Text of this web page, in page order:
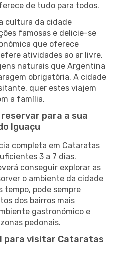
de tudo para todos.
cultura da cidade
famosas e delicie-se
que oferece
atividades ao ar livre,
naturais que Argentina
obrigatória. A cidade
quer estes viajem
a família.
para a sua
Iguaçu
completa em Cataratas
3 a 7 dias.
conseguir explorar as
o ambiente da cidade
tempo, pode sempre
dos bairros mais
gastronómico e
pedonais.
para visitar Cataratas